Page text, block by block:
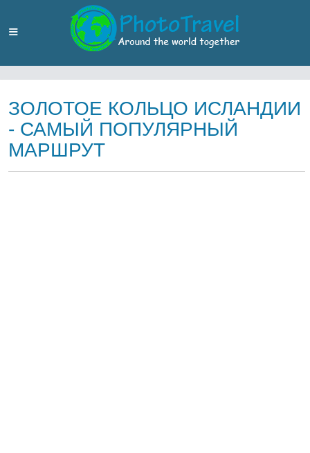
ЗОЛОТОЕ КОЛЬЦО ИСЛАНДИИ
- САМЫЙ ПОПУЛЯРНЫЙ
МАРШРУТ